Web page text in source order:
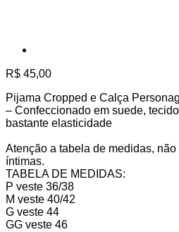
R$ 45,00
Pijama Cropped e Calça
– Confeccionado em suede,
bastante elasticidade
Atenção a tabela de medidas,
íntimas.
TABELA DE MEDIDAS:
P veste 36/38
M veste 40/42
G veste 44
GG veste 46